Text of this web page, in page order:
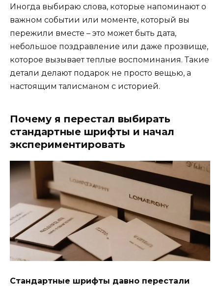
Иногда выбираю слова, которые напоминают о
важном событии или моменте, который вы
пережили вместе – это может быть дата,
небольшое поздравление или даже прозвище,
которое вызывает теплые воспоминания. Такие
детали делают подарок не просто вещью, а
настоящим талисманом с историей.
Почему я перестал выбирать
стандартные шрифты и начал
экспериментировать
Стандартные шрифты давно перестали